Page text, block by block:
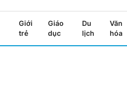
Giới
trẻ
Giáo
dục
Du
lịch
Văn
hóa